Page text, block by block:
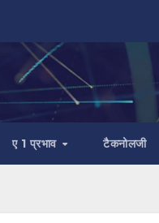
ए 1 प्रभाव टैकनोलजी